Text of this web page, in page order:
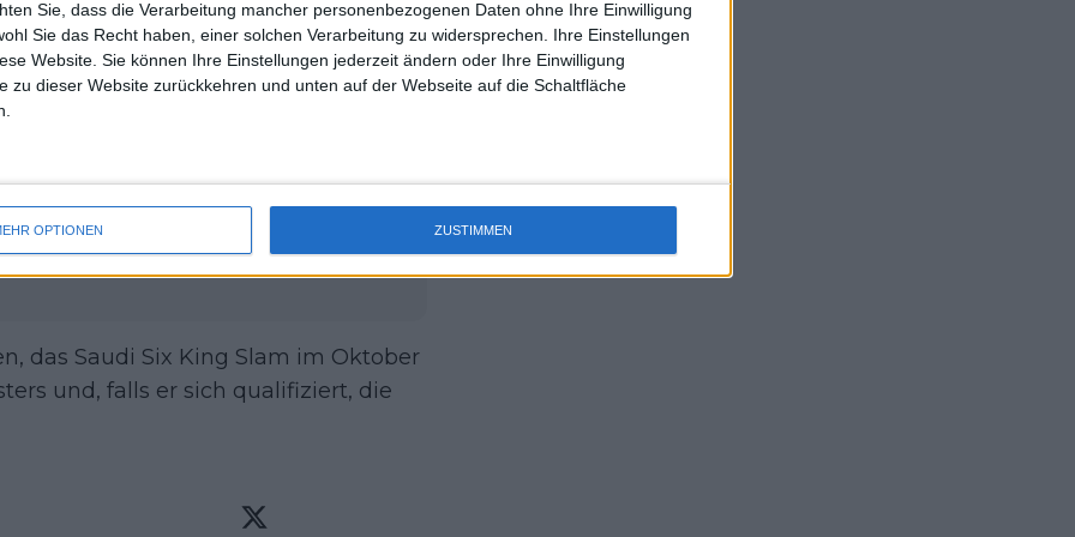
Sie, dass die Verarbeitung mancher personenbezogenen Daten ohne Ihre Einwilligung
Sie das Recht haben, einer solchen Verarbeitung zu widersprechen. Ihre Einstellungen
Website. Sie können Ihre Einstellungen jederzeit ändern oder Ihre Einwilligung
zu dieser Website zurückkehren und unten auf der Webseite auf die Schaltfläche
OPTIONEN ZUSTIMMEN
Turnier gewonnen hat. Er verlor im
French Open aus und wurde in
Open waren vielleicht das
Alexei Popyrin verlor.
US Open 2024 mit Jannik
Alexander Zverev und
das Saudi Six King Slam im Oktober
und, falls er sich qualifiziert, die
uss J-L-Struff wahrscheinlich morge 3 Spiele absolvieren (2.
mal Einzel 1x Doppel) dank der hervorragenden Unterstützung
des Kommentators für F-A-A